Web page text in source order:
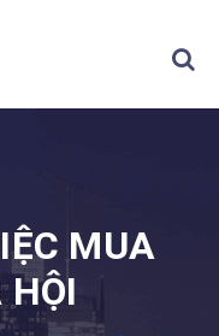
MUA